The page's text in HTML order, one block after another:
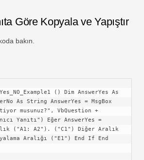
Göre Kopyala ve Yapıştır
bakın.
() Dim AnswerYes As
As String AnswerYes = MsgBox
musunuz?", VbQuestion +
Yanıtı") Eğer AnswerYes =
("A1: A2"). ("C1") Diğer Aralık
Aralığı ("E1") End If End